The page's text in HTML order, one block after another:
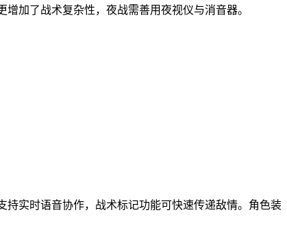
加了战术复杂性，夜战需善用夜视仪与消音器。
实时语音协作，战术标记功能可快速传递敌情。角色装